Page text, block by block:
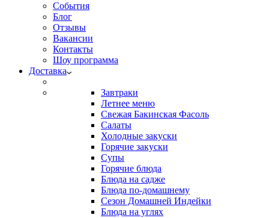
События
Блог
Отзывы
Вакансии
Контакты
Шоу программа
Доставка
Завтраки
Летнее меню
Свежая Бакинская Фасоль
Салаты
Холодные закуски
Горячие закуски
Супы
Горячие блюда
Блюда на садже
Блюда по-домашнему
Сезон Домашней Индейки
Блюда на углях